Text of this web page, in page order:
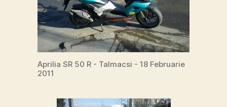
Aprilia SR 50 R - Talmacsi - 18 Februarie
2011